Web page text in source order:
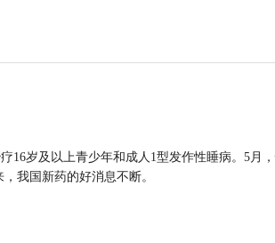
16岁及以上青少年和成人1型发作性睡病。5月
我国新药的好消息不断。